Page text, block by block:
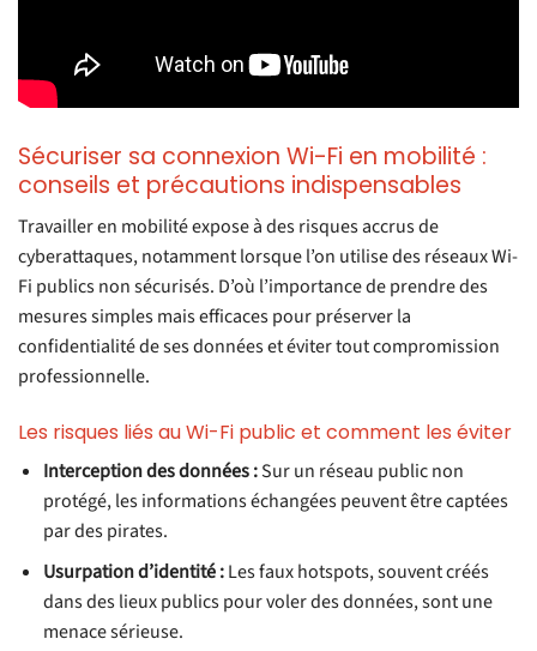
Sécuriser sa connexion Wi-Fi en mobilité :
conseils et précautions indispensables
Travailler en mobilité expose à des risques accrus de
cyberattaques, notamment lorsque l’on utilise des réseaux Wi-
Fi publics non sécurisés. D’où l’importance de prendre des
mesures simples mais efficaces pour préserver la
confidentialité de ses données et éviter tout compromission
professionnelle.
Les risques liés au Wi-Fi public et comment les éviter
Interception des données :Sur un réseau public non
protégé, les informations échangées peuvent être captées
par des pirates.
Usurpation d’identité :Les faux hotspots, souvent créés
dans des lieux publics pour voler des données, sont une
menace sérieuse.